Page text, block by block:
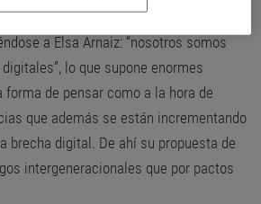
ser la misma. En este momento,
a Elsa Arnaiz: “nosotros somos
lo que supone enormes
de pensar como a la hora de
que además se están incrementando
brecha digital. De ahí su propuesta de
intergeneracionales que por pactos